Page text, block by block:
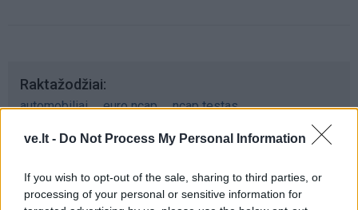
ve.lt - Do Not Process My Personal Information
If you wish to opt-out of the sale, sharing to third parties, or
processing of your personal or sensitive information for
Raktažodžiai
automobiliai euro ncap ncap testas
Komentarai